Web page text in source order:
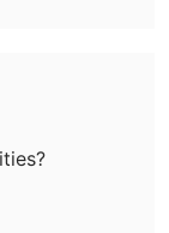
securities like
If
like forex
brokers.